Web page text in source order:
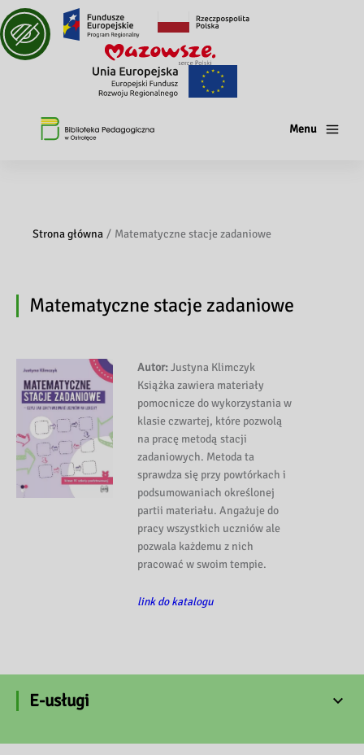
Menu
Strona główna Matematyczne stacje zadaniowe
Matematyczne stacje zadaniowe
Autor:Justyna Klimczyk
Książka zawiera materiały
pomocnicze do wykorzystania w
klasie czwartej, które pozwolą
na pracę metodą stacji
zadaniowych. Metoda ta
sprawdza się przy powtórkach i
podsumowaniach określonej
partii materiału. Angażuje do
pracy wszystkich uczniów ale
pozwala każdemu z nich
pracować w swoim tempie.
link do katalogu
E-usługi